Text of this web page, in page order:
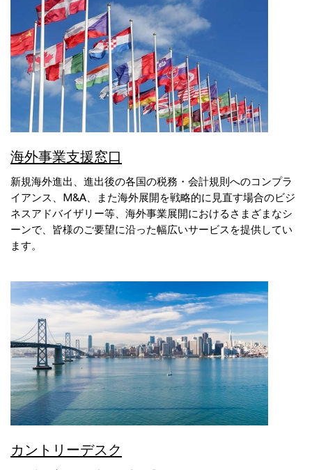
海外事業支援窓口
新規海外進出、進出後の各国の税務・会計規則へのコンプラ
イアンス、M&A、また海外展開を戦略的に見直す場合のビジ
ネスアドバイザリー等、海外事業展開におけるさまざまなシ
ーンで、皆様のご要望に沿った幅広いサービスを提供してい
ます。
カントリーデスク